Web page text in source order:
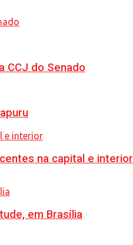
CCJ do Senado
na capital e interior
em Brasília